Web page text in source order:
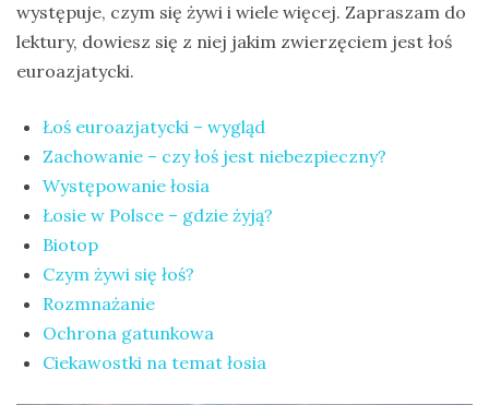
występuje, czym się żywi i wiele więcej. Zapraszam do
lektury, dowiesz się z niej jakim zwierzęciem jest łoś
euroazjatycki.
Łoś euroazjatycki – wygląd
Zachowanie – czy łoś jest niebezpieczny?
Występowanie łosia
Łosie w Polsce – gdzie żyją?
Biotop
Czym żywi się łoś?
Rozmnażanie
Ochrona gatunkowa
Ciekawostki na temat łosia
–
raport
siwa
jak
wygląda,
co
je
ile
żyje